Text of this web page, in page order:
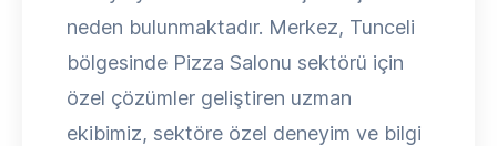
neden bulunmaktadır. Merkez, Tunceli
bölgesinde Pizza Salonu sektörü için
özel çözümler geliştiren uzman
ekibimiz, sektöre özel deneyim ve bilgi